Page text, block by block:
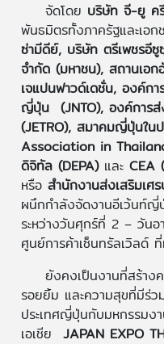
จัดโดย บริษัท จี-ยู ค
พันธมิตรทั้งภาครัฐและเอ
ซ่ามีดีย์, บริษัท ตรีเพชรอี
จำกัด (มหาชน), สถานเอก
เจแปนฟาวด์เดชั่น, องค์กา
ญี่ปุ่น (JNTO), องค์การส่
(JETRO), สมาคมญี่ปุ่นใน
Association in
ดิจิทัล (DEPA) และ CEA
หรือสำนักงานส่งเสริมเศ
ผนึกกำลังจัดงานอีเว้นท์ญี่
ระหว่างวันศุกร์ที่ 2 – วั
ศูนย์การค้าเซ็นทรัลเวิลด์
ยังคงเป็นงานที่สร้าง
รอยยิ้ม และความสุขที่มีร่ว
ประเทศญี่ปุ่นกับมหกรรม
เอเชีย JAPAN EXPO